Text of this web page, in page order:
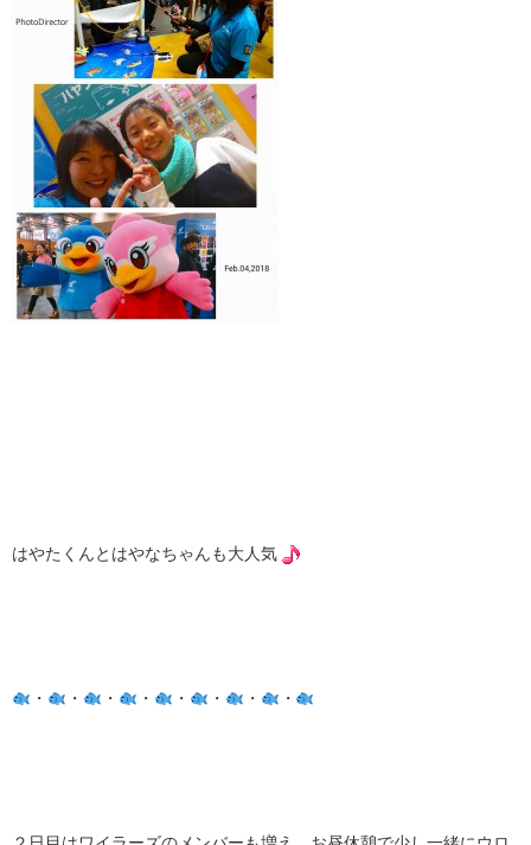
はやたくんとはやなちゃんも大人気
・ ・ ・ ・ ・ ・ ・ ・